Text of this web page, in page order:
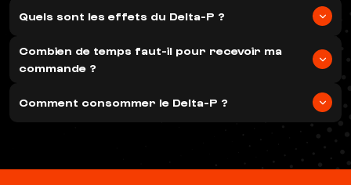
Européenne. Nos produits respectent la réglementation en
Quels sont les effets du Delta-P ?
cannabis traditionnel. Il améliore le sommeil, réduit le stress et
l'anxiété, tout en restant dans un cadre légal.
Combien de temps faut-il pour recevoir ma
commande ?
effectuée en 24 à 48h par Colissimo ou Chronopost. La
Comment consommer le Delta-P ?